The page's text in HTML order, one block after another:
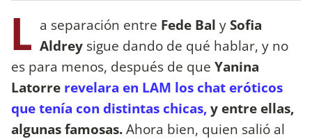
L a separación entre Fede Bal ySofia
Aldrey sigue dando de qué hablar, y no
es para menos, después de que Yanina
Latorre revelara en LAM los chat eróticos
que tenía con distintas chicas,y entre ellas,
algunas famosas.Ahora bien, quien salió al